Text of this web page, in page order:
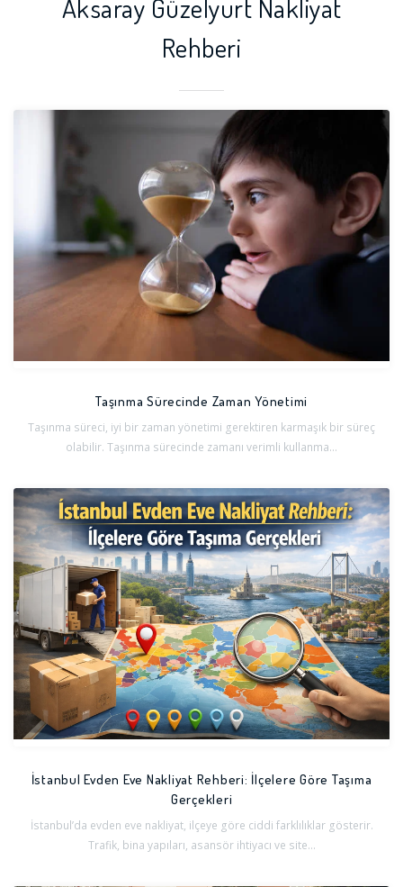
Aksaray Güzelyurt Nakliyat
Rehberi
Taşınma Sürecinde Zaman Yönetimi
Taşınma süreci, iyi bir zaman yönetimi gerektiren karmaşık bir süreç
olabilir. Taşınma sürecinde zamanı verimli kullanma...
İstanbul Evden Eve Nakliyat Rehberi: İlçelere Göre Taşıma
Gerçekleri
İstanbul’da evden eve nakliyat, ilçeye göre ciddi farklılıklar gösterir.
Trafik, bina yapıları, asansör ihtiyacı ve site...